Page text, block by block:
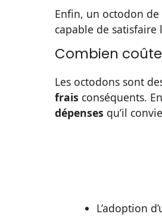
Enfin, un octodon
capable de satisfaire
Combien
Les octodons sont
frais conséquents.
dépenses qu’il
L’adoption